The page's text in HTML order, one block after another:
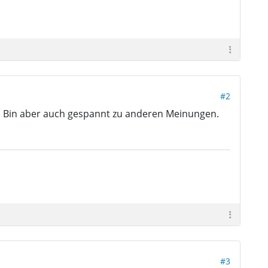
#2
aber auch gespannt zu anderen Meinungen.
#3